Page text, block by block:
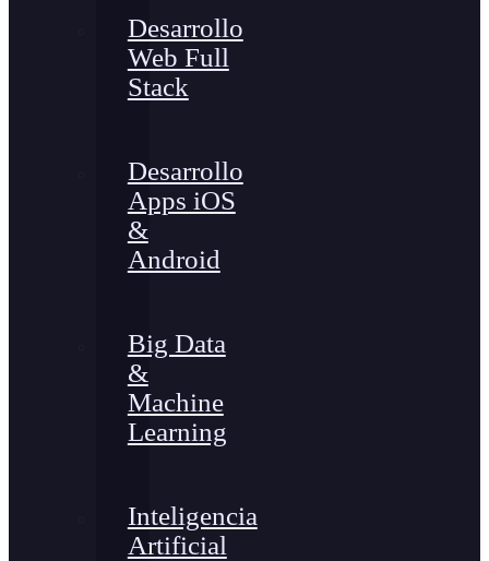
Desarrollo
Web Full
Stack
Desarrollo
Apps iOS
&
Android
Big Data
&
Machine
Learning
Inteligencia
Artificial